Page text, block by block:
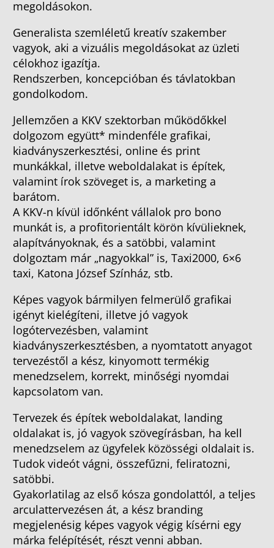
megoldásokon.
Generalista szemléletű kreatív szakember
vagyok, aki a vizuális megoldásokat az üzleti
célokhoz igazítja.
Rendszerben, koncepcióban és távlatokban
gondolkodom.
Jellemzően a KKV szektorban működőkkel
dolgozom együtt* mindenféle grafikai,
kiadványszerkesztési, online és print
munkákkal, illetve weboldalakat is építek,
valamint írok szöveget is, a marketing a
barátom.
A KKV-n kívül időnként vállalok pro bono
munkát is, a profitorientált körön kívülieknek,
alapítványoknak, és a satöbbi, valamint
dolgoztam már „nagyokkal” is, Taxi2000, 6×6
taxi, Katona József Színház, stb.
Képes vagyok bármilyen felmerülő grafikai
igényt kielégíteni, illetve jó vagyok
logótervezésben, valamint
kiadványszerkesztésben, a nyomtatott anyagot
tervezéstől a kész, kinyomott termékig
menedzselem, korrekt, minőségi nyomdai
kapcsolatom van.
Tervezek és építek weboldalakat, landing
oldalakat is, jó vagyok szövegírásban, ha kell
menedzselem az ügyfelek közösségi oldalait is.
Tudok videót vágni, összefűzni, feliratozni,
satöbbi.
Gyakorlatilag az első kósza gondolattól, a teljes
arculattervezésen át, a kész branding
megjelenésig képes vagyok végig kísérni egy
márka felépítését, részt venni abban.